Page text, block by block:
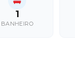
1
BANHEIRO